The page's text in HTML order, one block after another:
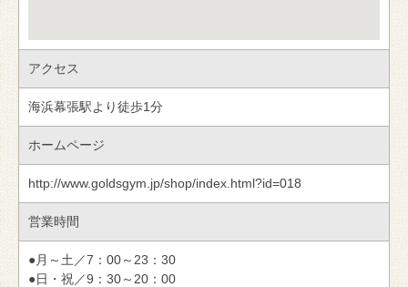
アクセス
海浜幕張駅より徒歩1分
ホームページ
http://www.goldsgym.jp/shop/index.html?id=018
営業時間
●月～土／7：00～23：30
●日・祝／9：30～20：00